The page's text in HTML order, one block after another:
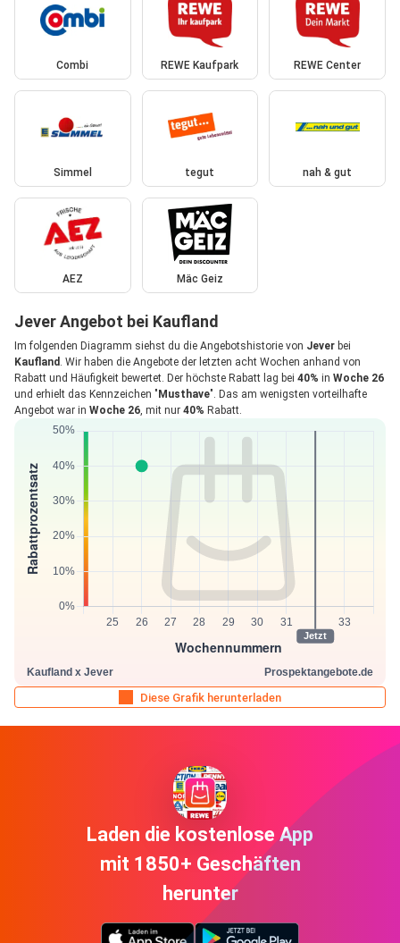
Combi REWE Kaufpark REWE Center
Simmel tegut nah & gut
AEZ Mäc Geiz
Jever Angebot bei Kaufland
Im folgenden Diagramm siehst du die Angebotshistorie von Jever bei
Kaufland . Wir haben die Angebote der letzten acht Wochen anhand von
Rabatt und Häufigkeit bewertet. Der höchste Rabatt lag bei 40% in Woche 26
und erhielt das Kennzeichen " Musthave". Das am wenigsten vorteilhafte
Angebot war in Woche 26, mit nur 40% Rabatt.
Diese Grafik herunterladen
Laden die kostenlose App
mit 1850+ Geschäften
herunter